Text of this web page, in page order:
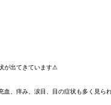
が出てきています⚠
、痒み、涙目、目の症状も多く見られ